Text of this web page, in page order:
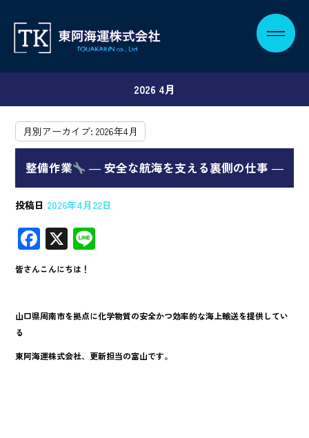
2026 4月
月別アーカイブ:2026年4月
整備作業 ― 安全な航海を支える裏側の仕事 ―
投稿日 2026年4月22日
F
ac
e
b
o
o
X
皆さんこんにちは！
山口県周南市を拠点に化学物質の安全かつ効率的な海上輸送を提供してい
る
東阿海運株式会社、更新担当の富山です。